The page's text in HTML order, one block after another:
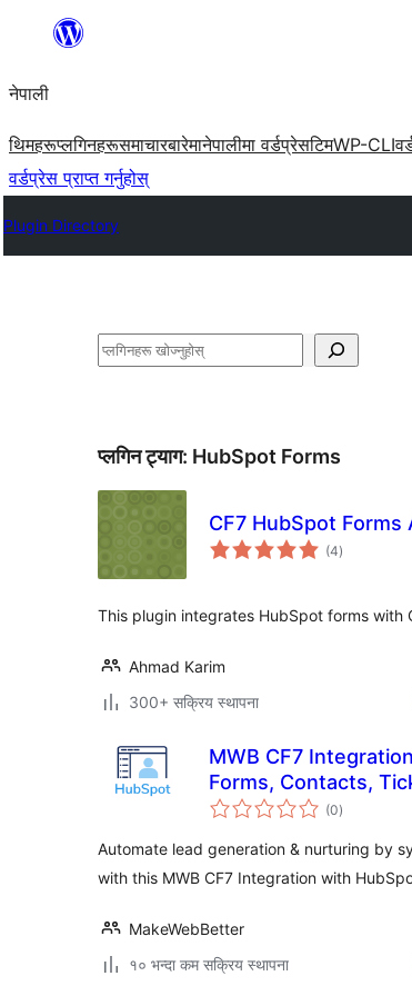
सामग्रीमा
नेपाली
थिमहरूप्लगिनहरूसमाचारबारेमानेपालीमा वर्डप्रेसटिमWP-CLI
वर्डप्रेस प्राप्त गर्नुहोस्
Plugin Directory
खोज्नुहोस्
प्लगिन ट्याग: HubSpot Forms
CF7 HubSpot
(4कुल
रेटिङ्गहरू
)
This plugin integrates HubSpot forms with
Ahmad Karim
300+ सक्रिय स्थापना
MWB CF7
Forms, Contacts,
(0कुल
रेटिङ्गहरू
)
Automate lead generation & nurturing by
with this MWB CF7 Integration with
MakeWebBetter
१० भन्दा कम सक्रिय स्थापना